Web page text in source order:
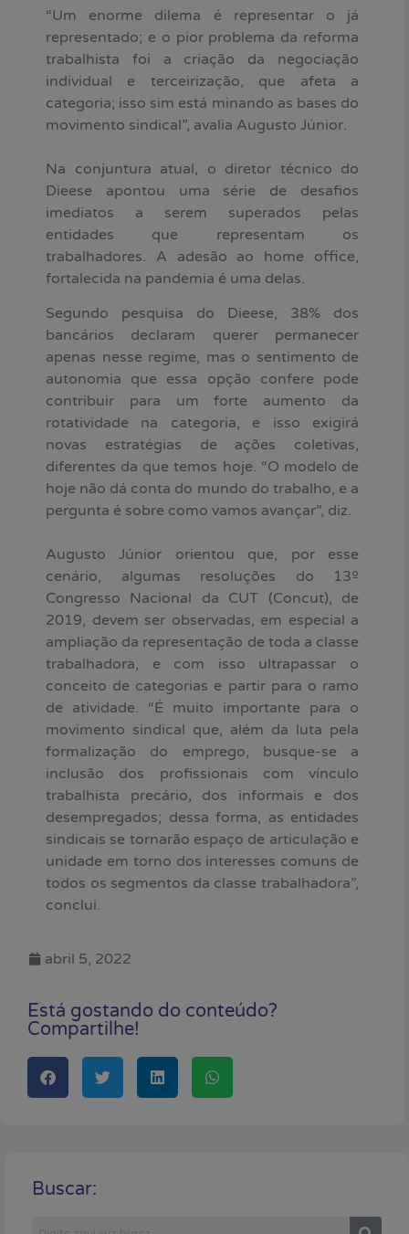
“Um enorme dilema é representar o já
representado; e o pior problema da reforma
trabalhista foi a criação da negociação
individual e terceirização, que afeta a
categoria; isso sim está minando as bases do
movimento sindical”, avalia Augusto Júnior.
Na conjuntura atual, o diretor técnico do
Dieese apontou uma série de desafios
imediatos a serem superados pelas
entidades que representam os
trabalhadores. A adesão ao home office,
fortalecida na pandemia é uma delas.
Segundo pesquisa do Dieese, 38% dos
bancários declaram querer permanecer
apenas nesse regime, mas o sentimento de
autonomia que essa opção confere pode
contribuir para um forte aumento da
rotatividade na categoria, e isso exigirá
novas estratégias de ações coletivas,
diferentes da que temos hoje. “O modelo de
hoje não dá conta do mundo do trabalho, e a
pergunta é sobre como vamos avançar”, diz.
Augusto Júnior orientou que, por esse
cenário, algumas resoluções do 13º
Congresso Nacional da CUT (Concut), de
2019, devem ser observadas, em especial a
ampliação da representação de toda a classe
trabalhadora, e com isso ultrapassar o
conceito de categorias e partir para o ramo
de atividade. “É muito importante para o
movimento sindical que, além da luta pela
formalização do emprego, busque-se a
inclusão dos profissionais com vínculo
trabalhista precário, dos informais e dos
desempregados; dessa forma, as entidades
sindicais se tornarão espaço de articulação e
unidade em torno dos interesses comuns de
todos os segmentos da classe trabalhadora”,
conclui.
abril 5, 2022
Está gostando do conteúdo?
Compartilhe!
Buscar: